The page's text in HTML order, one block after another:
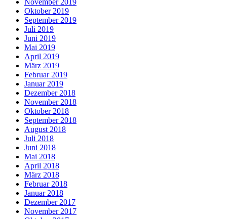
Oktober 2019
September 2019
Juli 2019
Juni 2019
Mai 2019
April 2019
März 2019
Februar 2019
Januar 2019
Dezember 2018
November 2018
Oktober 2018
September 2018
August 2018
Juli 2018
Juni 2018
Mai 2018
April 2018
März 2018
Februar 2018
Januar 2018
Dezember 2017
November 2017